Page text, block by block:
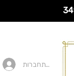
להתחברות